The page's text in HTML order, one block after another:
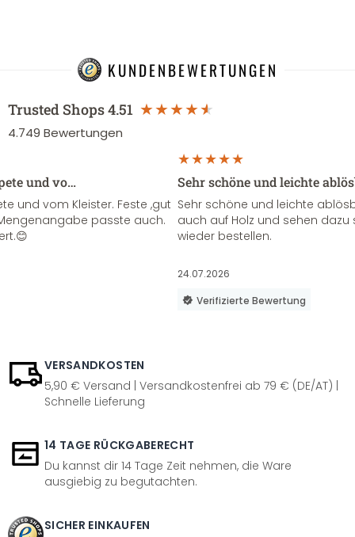
KUNDENBEWERTUNGEN
Trusted Shops4.51
4.749 Bewertungen
und vo…
und vom Kleister. Feste ,gut
passte auch.
Sehr schöne und leichte
Sehr schöne und leichte
auch auf Holz und sehen
wieder bestellen.
24.07.2026
Verifizierte Bewertung
VERSANDKOSTEN
5,90 € Versand | Versandkostenfrei ab 79 € (DE/AT) |
Schnelle Lieferung
14 TAGE RÜCKGABERECHT
Du kannst dir 14 Tage Zeit nehmen, die Ware
ausgiebig zu begutachten.
SICHER EINKAUFEN